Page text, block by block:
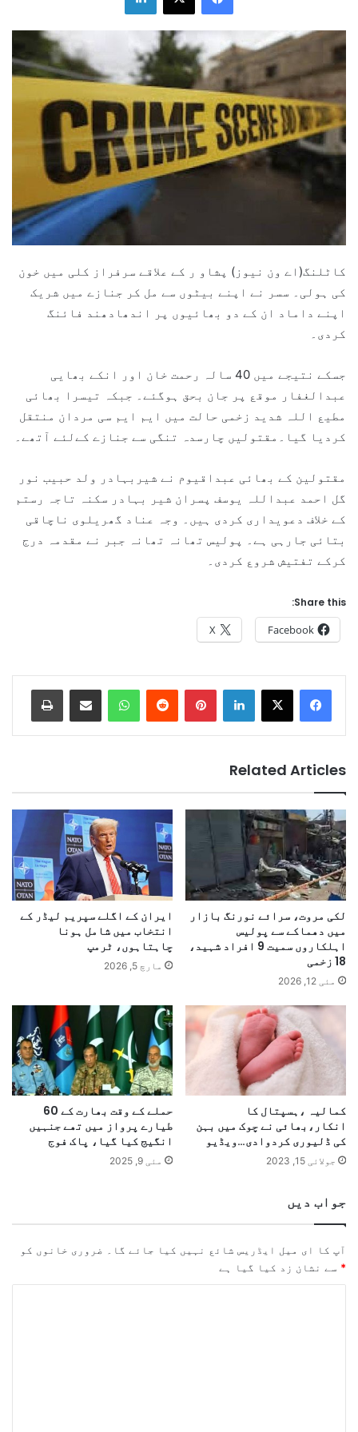
کاٹلنگ(اے ون نیوز) پشاو ر کے علاقے سرفراز کلی میں خون
کی ہولی۔ سسر نے اپنے بیٹوں سے مل کر جنازے میں شریک
اپنے داماد ان کے دو بھائیوں پر اندھادھند فائنگ
کردی۔
جسکے نتیجے میں 40 سالہ رحمت خان اور انکے بھایی
عبدالغفار موقع پر جان بحق ہوگئے۔ جبکہ تیسرا بھائی
مطیع اللہ شدید زخمی حالت میں ایم ایم سی مردان منتقل
کردیا گیا۔مقتولیں چارسدہ تنگی سے جنازے کےلئے آتھے۔
مقتولین کے بھائی عبداقیوم نے شیربہادر ولد حبیب نور
گل احمد عبداللہ یوسف پسران شیر بہادر سکنہ تاجہ رستم
کے خلاف دعویداری کردی ہیں۔ وجہ عناد گھریلوی ناچاقی
بتائی جارہی ہے۔ پولیس تھانہ تھانہ جبر نے مقدمہ درج
کرکے تفتیش شروع کردی۔
Share this:
Facebook
X
LinkedIn
Pinterest
Reddit
WhatsApp
Share via Email
Print
Related Articles
لکی مروت، سرائے نورنگ بازار
میں دھماکے سے پولیس
اہلکاروں سمیت 9 افراد شہید،
18 زخمی
مئی 12, 2026
ایران کے اگلے سپریم لیڈر کے
انتخاب میں شامل ہونا
چاہتاہوں، ٹرمپ
مارچ 5, 2026
کمالیہ ،ہسپتال کا
انکار،بھائی نے چوک میں بہن
کی ڈلیوری کردوادی…ویڈیو
جولائی 15, 2023
حملے کے وقت بھارت کے 60
طیارے پرواز میں تھے جنہیں
انگیج کیا گیا، پاک فوج
مئی 9, 2025
جواب دیں
آپ کا ای میل ایڈریس شائع نہیں کیا جائے گا۔
ضروری خانوں کو
* سے نشان زد کیا گیا ہے